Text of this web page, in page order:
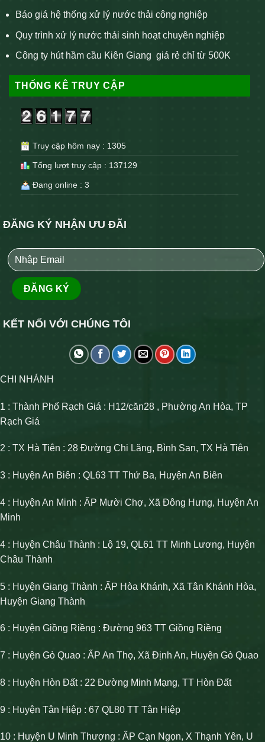
Báo giá hệ thống xử lý nước thải công nghiệp
Quy trình xử lý nước thải sinh hoạt chuyên nghiệp
Công ty hút hầm cầu Kiên Giang giá rẻ chỉ từ 500K
THỐNG KÊ TRUY CẬP
Truy cập hôm nay : 1305
Tổng lượt truy cập : 137129
Đang online : 3
ĐĂNG KÝ NHẬN ƯU ĐÃI
KẾT NỐI VỚI CHÚNG TÔI
CHI NHÁNH
1 : Thành Phố Rạch Giá : H12/căn28 , Phường An Hòa, TP
Rạch Giá
2 : TX Hà Tiên : 28 Đường Chi Lăng, Bình San, TX Hà Tiên
3 : Huyện An Biên : QL63 TT Thứ Ba, Huyện An Biên
4 : Huyện An Minh : ẤP Mười Chợ, Xã Đông Hưng, Huyện An
Minh
4 : Huyện Châu Thành : Lộ 19, QL61 TT Minh Lương, Huyện
Châu Thành
5 : Huyện Giang Thành : ẤP Hòa Khánh, Xã Tân Khánh Hòa,
Huyện Giang Thành
6 : Huyện Giồng Riềng : Đường 963 TT Giồng Riềng
7 : Huyện Gò Quao : ẤP An Thọ, Xã Định An, Huyện Gò Quao
8 : Huyện Hòn Đất : 22 Đường Minh Mạng, TT Hòn Đất
9 : Huyện Tân Hiệp : 67 QL80 TT Tân Hiệp
10 : Huyện U Minh Thượng : ẤP Cạn Ngọn, X Thạnh Yên, U